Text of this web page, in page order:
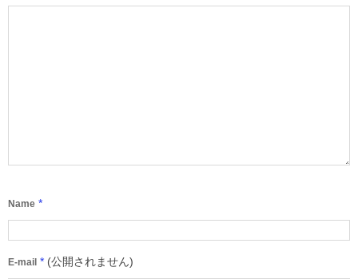
Name *
E-mail * (公開されません)